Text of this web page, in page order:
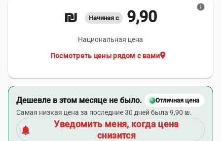
Начиная с 9,90 ₪
Национальная цена
location_on
Посмотреть цены рядом с вами
info
Дешевле в этом месяце не было. Отличная цена
Самая низкая цена за последние 30 дней была 9,90 ₪.
notifications
Уведомить меня, когда цена
снизится